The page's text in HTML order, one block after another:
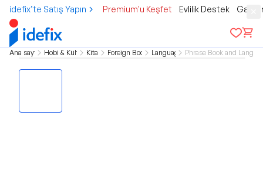
idefix’te Satış Yapın Premium'u Keşfet Evlilik Destek
Ana sayfa Hobi & Kültür Kitap Foreign Books Language Phrase Book and